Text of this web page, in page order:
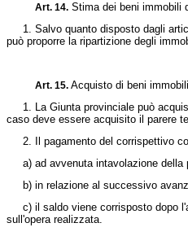
Art. 14. Stima dei beni immobili
1. Salvo quanto disposto dagli
può proporre la ripartizione degli
Art. 15. Acquisto di beni
1. La Giunta provinciale può
caso deve essere acquisito il parere
2. Il pagamento del corrispettivo
a) ad avvenuta intavolazione della
b) in relazione al successivo
c) il saldo viene corrisposto dopo
sull'opera realizzata.